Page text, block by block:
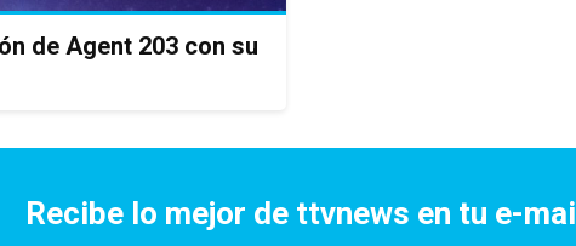
de Agent 203 con su
Recibe lo mejor de ttvnews en tu e-